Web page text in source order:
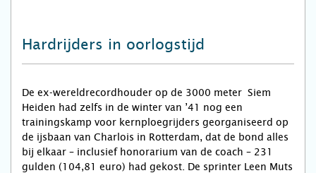
Hardrijders in oorlogstijd
De ex-wereldrecordhouder op de 3000 meter Siem
Heiden had zelfs in de winter van ’41 nog een
trainingskamp voor kernploegrijders georganiseerd op
de ijsbaan van Charlois in Rotterdam, dat de bond alles
bij elkaar – inclusief honorarium van de coach – 231
gulden (104,81 euro) had gekost. De sprinter Leen Muts